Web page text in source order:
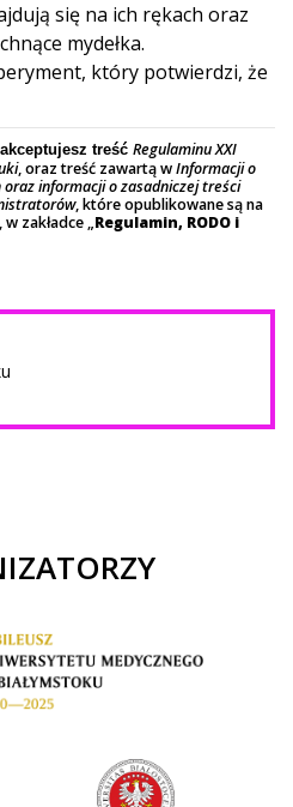
się na ich rękach oraz
mydełka.
który potwierdzi, że
treść Regulaminu XXI
, oraz treść zawartą wInformacji o
informacji o zasadniczej treści
, które opublikowane są na
zakładce „Regulamin, RODO i